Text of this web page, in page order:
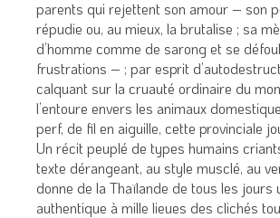
parents qui rejettent son amour – son
répudie ou, au mieux, la brutalise ; sa
d’homme comme de sarong et se
frustrations – ; par esprit
calquant sur la cruauté ordinaire du
l’entoure envers les animaux
perf, de fil en aiguille, cette provinciale
Un récit peuplé de types humains
texte dérangeant, au style musclé, au
donne de la Thaïlande de tous les jours
authentique à mille lieues des clichés